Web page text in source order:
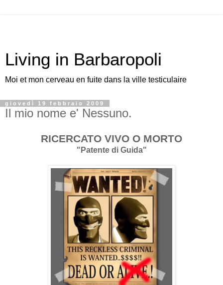
Living in Barbaropoli
Moi et mon cerveau en fuite dans la ville testiculaire
giovedì 19 febbraio 2009
Il mio nome e' Nessuno.
RICERCATO VIVO O MORTO
"Patente di Guida"